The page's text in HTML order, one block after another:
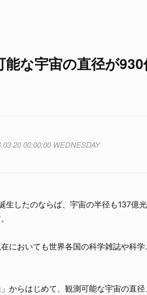
な宇宙の直径が
00:00:00 WEDNESDAY
生したのならば、宇宙の半径も137億
においても世界各国の科学雑誌や科学
からはじめて、観測可能な宇宙の直